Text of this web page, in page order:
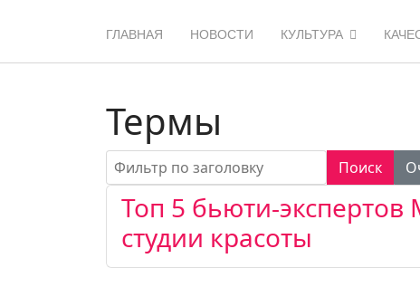
ГЛАВНАЯ НОВОСТИ КУЛЬТУРА
Термы
Фильтр по заголовку Поиск
Топ 5 бьюти-
студии красоты